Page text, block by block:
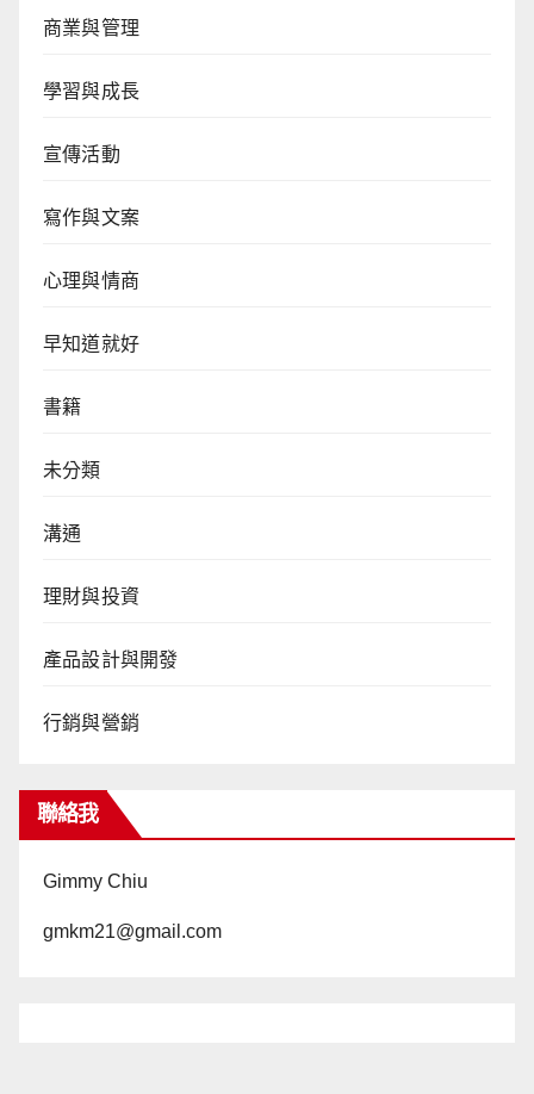
商業與管理
學習與成長
宣傳活動
寫作與文案
心理與情商
早知道就好
書籍
未分類
溝通
理財與投資
產品設計與開發
行銷與營銷
聯絡我
Gimmy Chiu
gmkm21@gmail.com